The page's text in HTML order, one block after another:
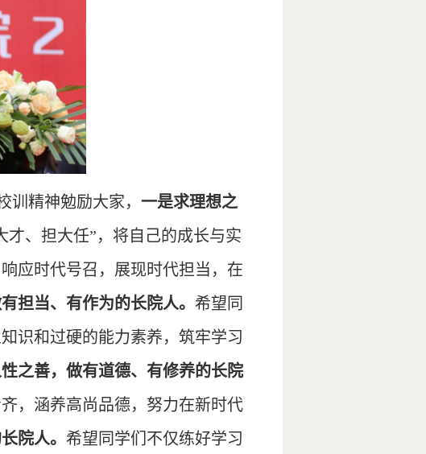
训精神勉励大家，一是求理想之
才、担大任”，将自己的成长与实
应时代号召，展现时代担当，在
担当、有作为的长院人。 希望同
识和过硬的能力素养，筑牢学习
之善，做有道德、有修养的长院
，涵养高尚品德，努力在新时代
院人。 希望同学们不仅练好学习